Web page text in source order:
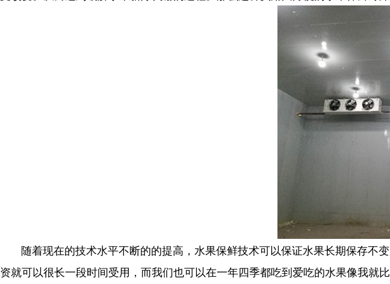
随着现在的技术水平不断的的提高，水果保鲜技术可以保证水果长期保存
资就可以很长一段时间受用，而我们也可以在一年四季都吃到爱吃的水果像我